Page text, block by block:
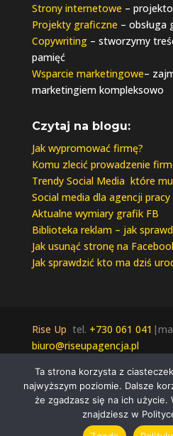
Strony internetowe –
Projekty graficzne – obsługa
Copywriting– stworzymy
pamięć
Wsparcie marketingowe–
marketingiem kompleksowo
Czytaj na blogu:
Jak wypromować firmę?
Komu zlecić prowadzenie
Trendy Social Media które
Social media dla agencji pracy
Aktualne wymiary grafik FB
Biblioteka reklam – jak
Jak usunąć stronę na
Jak sprawdzić kto ma dziś
Rise Up tel. +730 061 041
biuro@riseupagencja.pl
Wszelkie prawa zastrzeżone
Polityka Prywatności
Ta strona korzysta z
najwyższym poziomie. Dalsze
że zgadzasz się na ich
znajdziesz w